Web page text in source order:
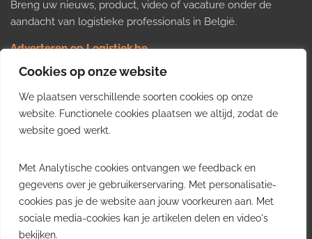
Cookies op onze website
We plaatsen verschillende soorten cookies op onze
website. Functionele cookies plaatsen we altijd, zodat de
website goed werkt.
Met Analytische cookies ontvangen we feedback en
gegevens over je gebruikerservaring. Met personalisatie-
cookies pas je de website aan jouw voorkeuren aan. Met
sociale media-cookies kan je artikelen delen en video's
bekijken.
Breng uw nieuws, product, video of vacature onder de
aandacht van logistieke professionals in België.
Adverteren op Logistiek.be
Nieuws insturen
Uw video op Logistiek.TV
Job plaatsen
Gratis wekelijkse update
inzichten uit de Belgische logistieke sector in uw inbox.
Ontvang je gratis
wekelijkse update